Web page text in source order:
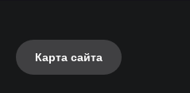
Карта сайта